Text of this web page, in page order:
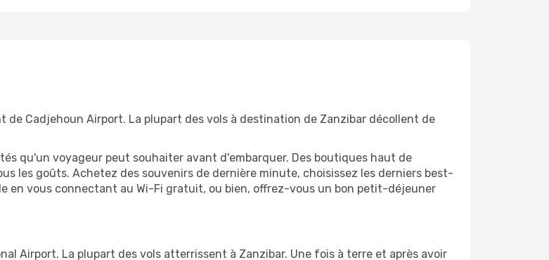
de Cadjehoun Airport. La plupart des vols à destination de Zanzibar décollent de
qu'un voyageur peut souhaiter avant d'embarquer. Des boutiques haut de
les goûts. Achetez des souvenirs de dernière minute, choisissez les derniers best-
en vous connectant au Wi-Fi gratuit, ou bien, offrez-vous un bon petit-déjeuner
Airport. La plupart des vols atterrissent à Zanzibar. Une fois à terre et après avoir